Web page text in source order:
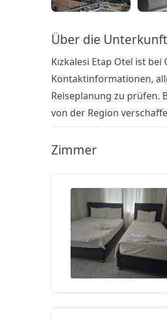
Über die Unterkunft
Kızkalesi Etap Otel ist
Kontaktinformationen,
Reiseplanung zu prüfen.
von der Region
Zimmer